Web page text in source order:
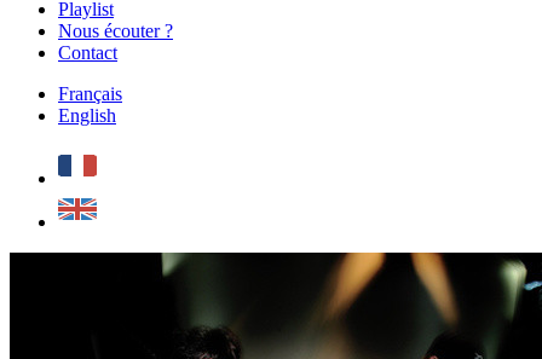
Playlist
Nous écouter ?
Contact
Français
English